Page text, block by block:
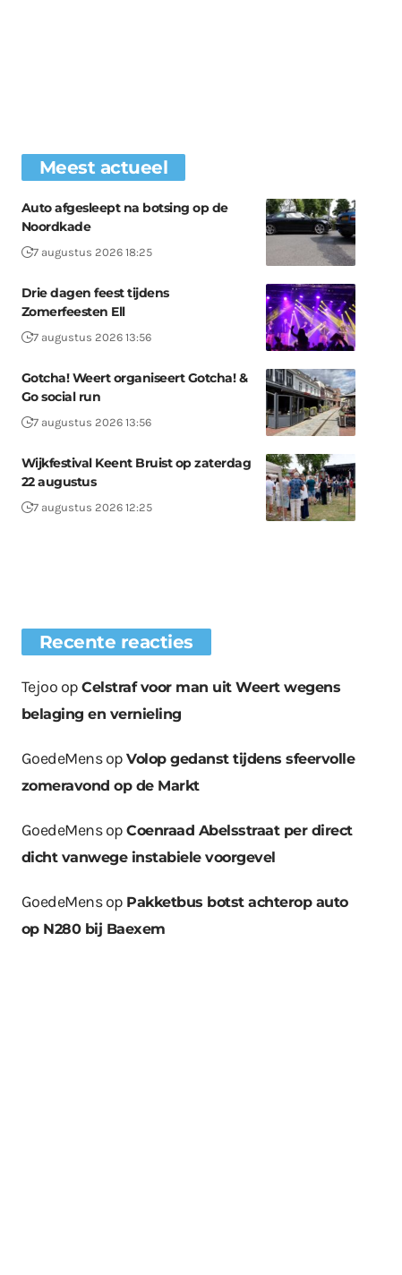
Meest actueel
Auto afgesleept na botsing op de
Noordkade
7 augustus 2026 18:25
Drie dagen feest tijdens
Zomerfeesten Ell
7 augustus 2026 13:56
Gotcha! Weert organiseert Gotcha! &
Go social run
7 augustus 2026 13:56
Wijkfestival Keent Bruist op zaterdag
22 augustus
7 augustus 2026 12:25
Recente reacties
Tejoo opCelstraf voor man uit Weert wegens
belaging en vernieling
GoedeMensopVolop gedanst tijdens sfeervolle
zomeravond op de Markt
GoedeMensopCoenraad Abelsstraat per direct
dicht vanwege instabiele voorgevel
GoedeMensop Pakketbus botst achterop auto
op N280 bij Baexem